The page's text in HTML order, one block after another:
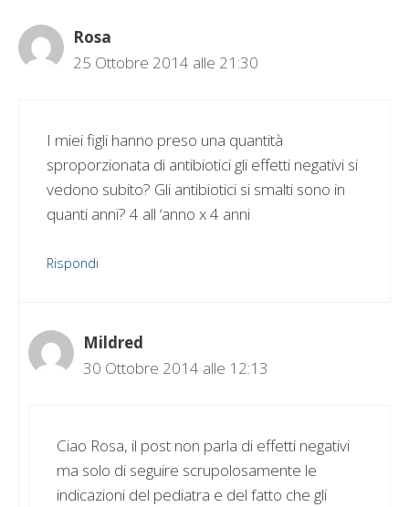
Rosa
25 Ottobre 2014 alle 21:30
I miei figli hanno preso una quantità
sproporzionata di antibiotici gli effetti negativi si
vedono subito? Gli antibiotici si smalti sono in
quanti anni? 4 all ‘anno x 4 anni
Rispondi
Mildred
30 Ottobre 2014 alle 12:13
Ciao Rosa, il post non parla di effetti negativi
ma solo di seguire scrupolosamente le
indicazioni del pediatra e del fatto che gli